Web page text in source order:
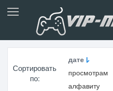
Сортировать
по:
дате
просмотрам
алфавиту